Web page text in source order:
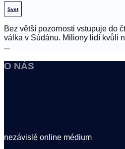
Svet
Bez větší pozornosti vstupuje do
válka v Súdánu. Miliony lidí kvůli
...
O NÁS
nezávislé online médium